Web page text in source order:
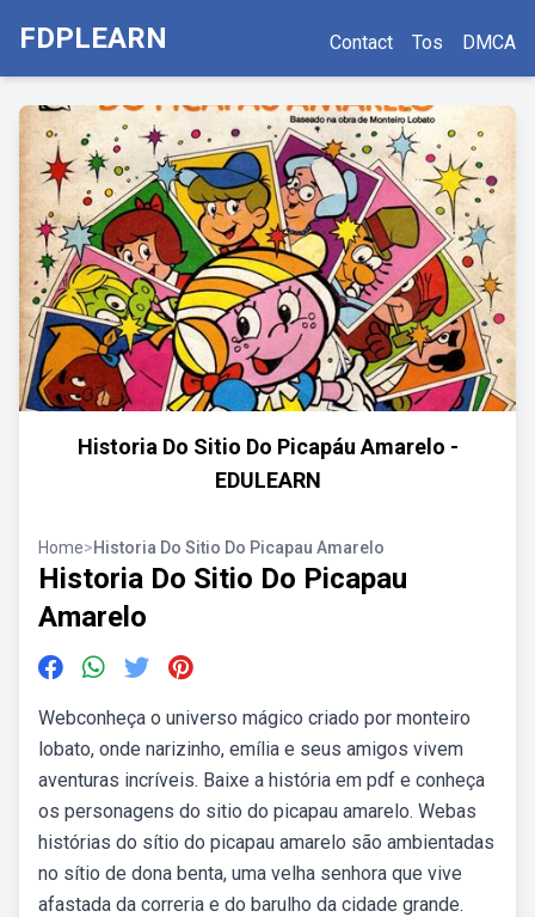
FDPLEARN Contact Tos DMCA
Historia Do Sitio Do Picapáu Amarelo -
EDULEARN
Home>Historia Do Sitio Do Picapau Amarelo
Historia Do Sitio Do Picapau
Amarelo
Webconheça o universo mágico criado por monteiro
lobato, onde narizinho, emília e seus amigos vivem
aventuras incríveis. Baixe a história em pdf e conheça
os personagens do sitio do picapau amarelo. Webas
histórias do sítio do picapau amarelo são ambientadas
no sítio de dona benta, uma velha senhora que vive
afastada da correria e do barulho da cidade grande.